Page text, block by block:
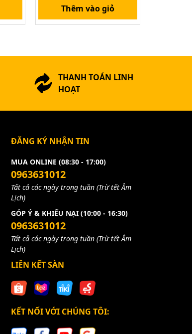
Thêm vào giỏ
THANH TOÁN LINH
HOẠT
ĐĂNG KÝ NHẬN TIN
MUA ONLINE (08:30 - 17:00)
0963631012
Tất cả các ngày trong tuần (Trừ tết Âm
Lịch)
GÓP Ý & KHIẾU NẠI (10:00 - 16:30)
0963631012
Tất cả các ngày trong tuần (Trừ tết Âm
Lịch)
LIÊN KẾT SÀN
KẾT NỐI VỚI CHÚNG TÔI: